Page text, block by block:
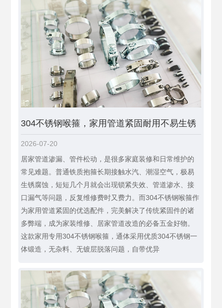
304不锈钢喉箍，家用管道紧固耐用不易生锈
2026-07-20
居家管道渗漏、管件松动，是很多家庭装修和日常维护的
常见难题。普通铁质抱箍长期接触水汽、潮湿空气，极易
生锈腐蚀，短短几个月就会出现锁紧失效、管道渗水、接
口漏气等问题，反复维修费时又费力。而304不锈钢喉箍作
为家用管道紧固的优选配件，完美解决了传统紧固件的诸
多弊端，成为家装维修、居家管道改造的必备五金好物。
这款家用专用304不锈钢喉箍，通体采用优质304不锈钢一
体锻造，无杂料、无镀层脱落问题，自带优异